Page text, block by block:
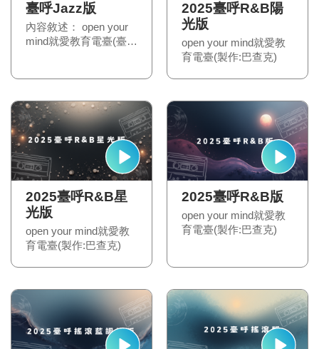
臺呼Jazz版
內容敘述： open your
mind就愛教育電臺(臺呼
2025臺呼R&B陽
光版
open your mind就愛教
育電臺(製作:巴查克)
2025臺呼R&B星
光版
open your mind就愛教
育電臺(製作:巴查克)
2025臺呼R&B版
open your mind就愛教
育電臺(製作:巴查克)